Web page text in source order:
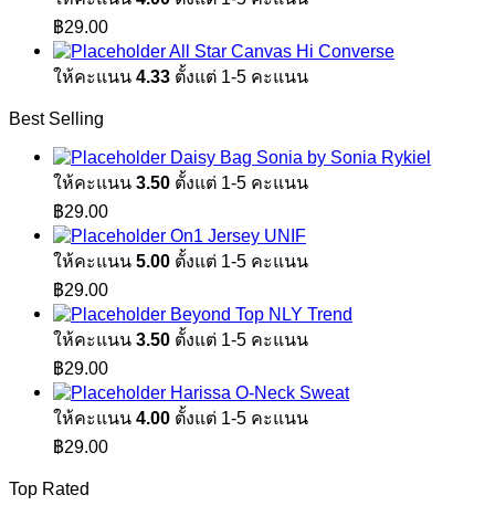
฿1,890.00.
฿29.00
All Star Canvas Hi Converse
ให้คะแนน 4.33 ตั้งแต่ 1-5 คะแนน
Best Selling
Daisy Bag Sonia by Sonia Rykiel
ให้คะแนน 3.50 ตั้งแต่ 1-5 คะแนน
฿29.00
On1 Jersey UNIF
ให้คะแนน 5.00 ตั้งแต่ 1-5 คะแนน
฿29.00
Beyond Top NLY Trend
ให้คะแนน 3.50 ตั้งแต่ 1-5 คะแนน
฿29.00
Harissa O-Neck Sweat
ให้คะแนน 4.00 ตั้งแต่ 1-5 คะแนน
฿29.00
Top Rated